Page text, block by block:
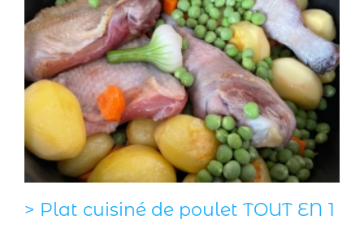
> Plat cuisiné de poulet TOUT EN 1